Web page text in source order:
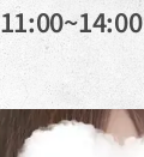
11:00~14:00